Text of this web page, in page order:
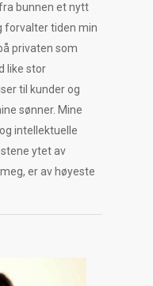
bunnen et nytt
forvalter tiden min
privaten som
like stor
til kunder og
sønner. Mine
intellektuelle
ytet av
er av høyeste